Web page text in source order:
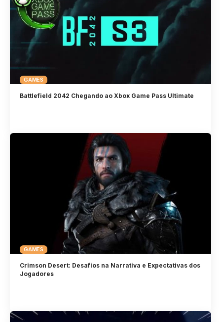
GAMES
Battlefield 2042 Chegando ao Xbox Game Pass Ultimate
GAMES
Crimson Desert: Desafios na Narrativa e Expectativas dos
Jogadores